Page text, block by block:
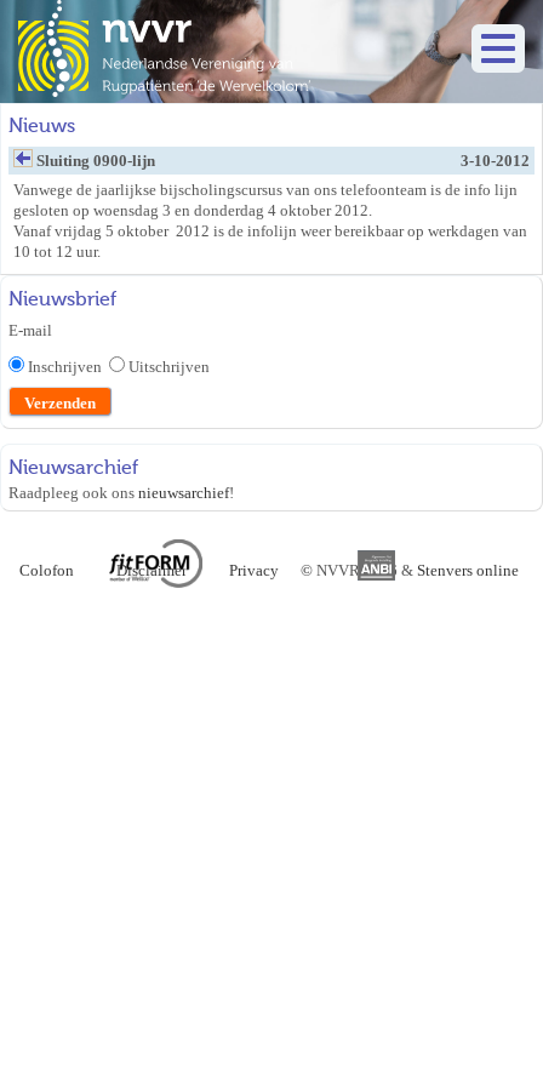
Nieuws
Sluiting 0900-lijn
3-10-2012
Vanwege de jaarlijkse bijscholingscursus van ons telefoonteam is de info lijn
gesloten op woensdag 3 en donderdag 4 oktober 2012.
Vanaf vrijdag 5 oktober 2012 is de infolijn weer bereikbaar op werkdagen van
10 tot 12 uur.
Nieuwsbrief
E-mail
Inschrijven
Uitschrijven
Nieuwsarchief
Raadpleeg ook ons nieuwsarchief!
© NVVR 2026 & Stenvers online
Colofon Disclaimer Privacy